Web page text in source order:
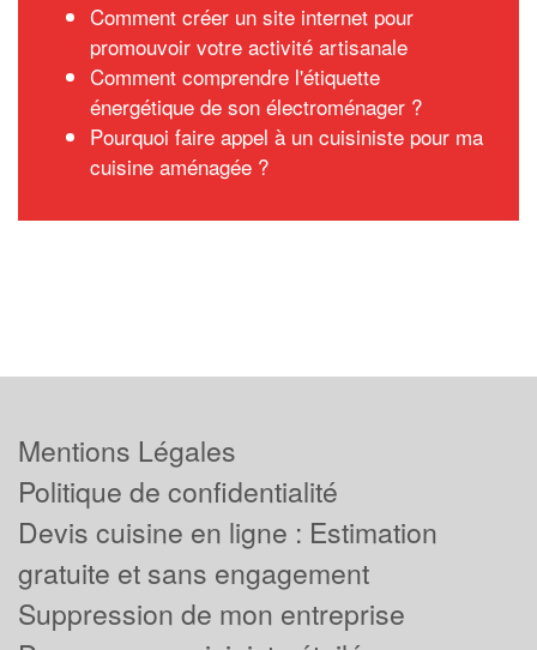
Comment créer un site internet pour
promouvoir votre activité artisanale
Comment comprendre l'étiquette
énergétique de son électroménager ?
Pourquoi faire appel à un cuisiniste pour ma
cuisine aménagée ?
Mentions Légales
Politique de confidentialité
Devis cuisine en ligne : Estimation
gratuite et sans engagement
Suppression de mon entreprise